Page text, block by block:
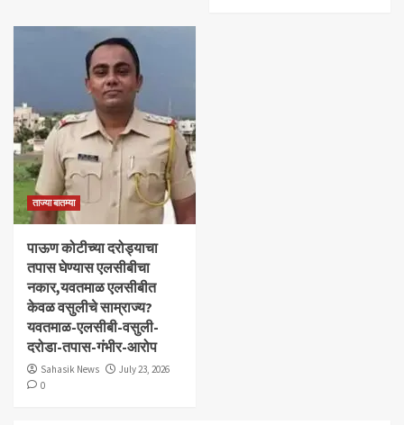
ताज्या बातम्या
पाऊण कोटीच्या दरोड्याचा
तपास घेण्यास एलसीबीचा
नकार,यवतमाळ एलसीबीत
केवळ वसुलीचे साम्राज्य?
यवतमाळ-एलसीबी-वसुली-
दरोडा-तपास-गंभीर-आरोप
Sahasik News
July 23, 2026
0